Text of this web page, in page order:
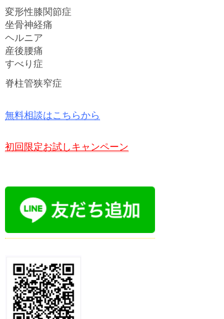
変形性膝関節症
坐骨神経痛
ヘルニア
産後腰痛
すべり症
脊柱管狭窄症
無料相談はこちらから
初回限定お試しキャンペーン